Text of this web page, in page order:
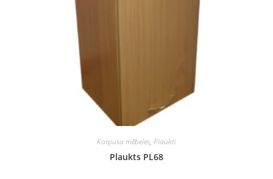
Korpusa mēbeles, Plaukti
Plaukts PL68